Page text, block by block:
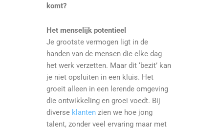
komt?
Het menselijk potentieel
Je grootste vermogen ligt in de
handen van de mensen die elke dag
het werk verzetten. Maar dit ‘bezit’ kan
je niet opsluiten in een kluis. Het
groeit alleen in een lerende omgeving
die ontwikkeling en groei voedt. Bij
diverse klanten zien we hoe jong
talent, zonder veel ervaring maar met